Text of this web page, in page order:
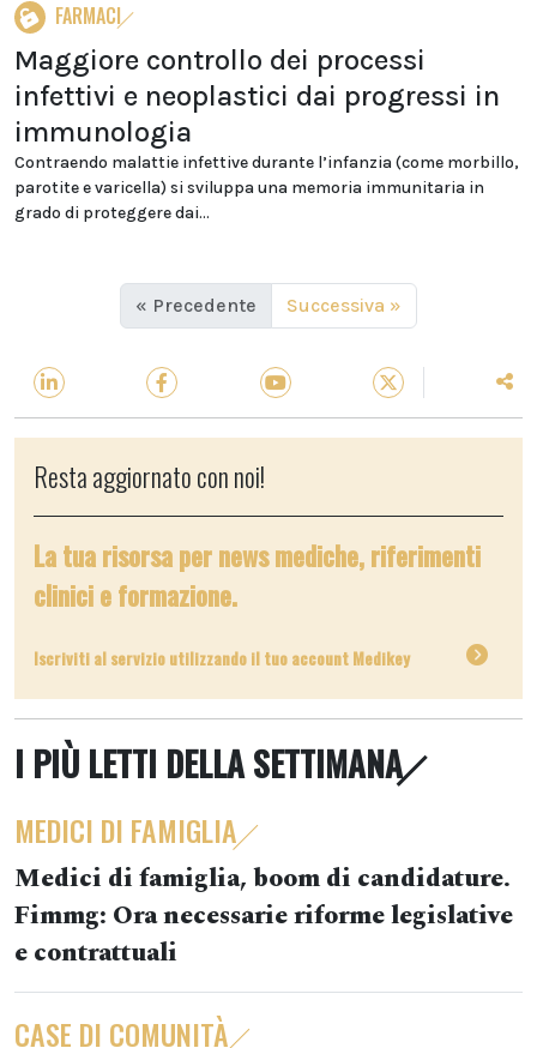
FARMACI
Maggiore controllo dei processi
infettivi e neoplastici dai progressi in
immunologia
Contraendo malattie infettive durante l’infanzia (come morbillo,
parotite e varicella) si sviluppa una memoria immunitaria in
grado di proteggere dai...
« Precedente Successiva »
Resta aggiornato con noi!
La tua risorsa per news mediche, riferimenti
clinici e formazione.
Iscriviti al servizio utilizzando il tuo account Medikey
I PIÙ LETTI DELLA SETTIMANA
MEDICI DI FAMIGLIA
Medici di famiglia, boom di candidature.
Fimmg: Ora necessarie riforme legislative
e contrattuali
CASE DI COMUNITÀ